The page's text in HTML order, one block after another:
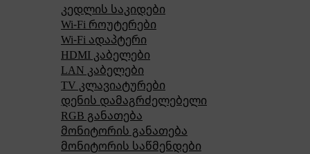
კედლის საკიდები
Wi-Fi როუტერები
Wi-Fi ადაპტერი
HDMI კაბელები
LAN კაბელები
TV კლავიატურები
დენის დამაგრძელებელი
RGB განათება
მონიტორის განათება
მონიტორის საწმენდები